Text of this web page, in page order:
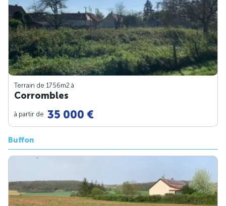
Terrain de 1756m2 à
Corrombles
à partir de 35 000 €
Buffon